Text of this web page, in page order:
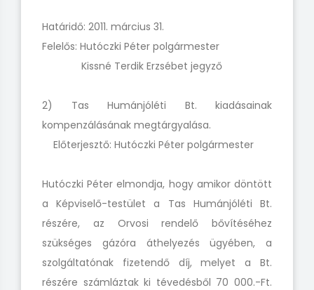
Határidő: 2011. március 31.
Felelős: Hutóczki Péter polgármester
Kissné Terdik Erzsébet jegyző
2) Tas Humánjóléti Bt. kiadásainak
kompenzálásának megtárgyalása.
Előterjesztő: Hutóczki Péter polgármester
Hutóczki Péter elmondja, hogy amikor döntött
a Képviselő-testület a Tas Humánjóléti Bt.
részére, az Orvosi rendelő bővítéséhez
szükséges gázóra áthelyezés ügyében, a
szolgáltatónak fizetendő díj, melyet a Bt.
részére számláztak ki tévedésből 70 000.-Ft.